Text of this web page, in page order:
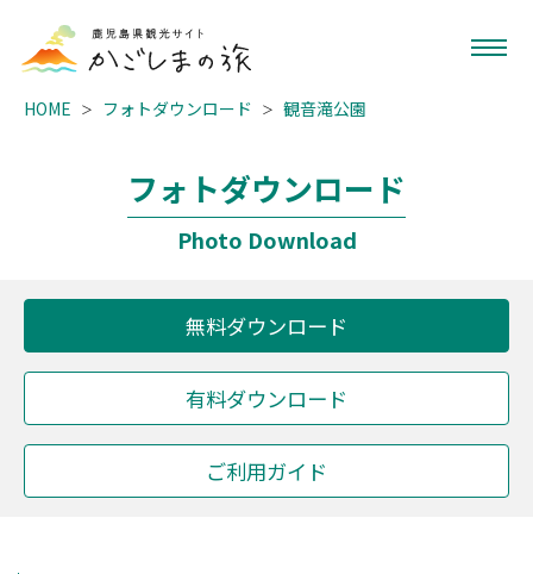
HOME フォトダウンロード 観音滝公園
フォトダウンロード
Photo Download
無料ダウンロード
有料ダウンロード
ご利用ガイド